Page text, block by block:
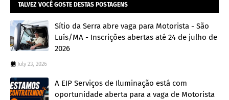
TALVEZ VOCÊ GOSTE DESTAS POSTAGENS
Sítio da Serra abre vaga para Motorista - São
Luís/MA - Inscrições abertas até 24 de julho de
2026
July 23, 2026
A EIP Serviços de Iluminação está com
oportunidade aberta para a vaga de Motorista